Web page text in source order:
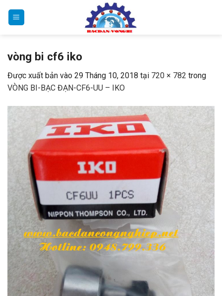
vòng bi cf6 iko
Được xuất bản vào 29 Tháng 10, 2018 tại 720 × 782 trong
VÒNG BI-BẠC ĐẠN-CF6-UU – IKO